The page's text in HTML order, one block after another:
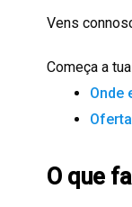
Vens
Começa a
Onde
O que